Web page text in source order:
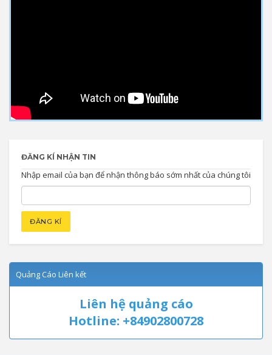
ĐĂNG KÍ NHẬN TIN
Nhập email của bạn để nhận thông báo sớm nhất của chúng tôi
Quảng Cáo Liên kết
Liên hệ quảng cáo
Hotline: +84902800728